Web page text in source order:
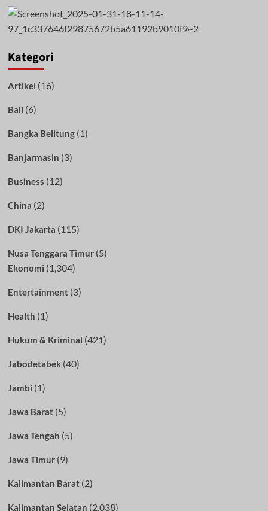
Kategori
Artikel (16)
Bali (6)
Bangka Belitung(1)
Banjarmasin (3)
Business (12)
China (2)
DKI Jakarta (115)
Nusa Tenggara Timur(5)
Ekonomi (1,304)
Entertainment(3)
Health (1)
Hukum & Kriminal (421)
Jabodetabek(40)
Jambi (1)
Jawa Barat(5)
Jawa Tengah (5)
Jawa Timur(9)
Kalimantan Barat(2)
Kalimantan Selatan (2,038)